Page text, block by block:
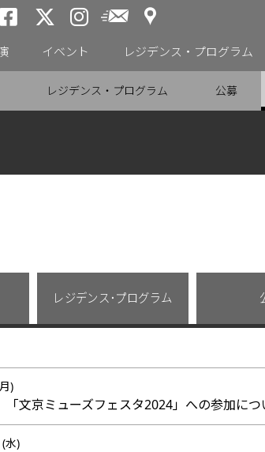
トーキョーアーツ
トーキョーアー
トーキョー
メールニュー
アクセス
イベント レジデンス・プログラム
レジデンス・プログラム 公募
レジデンス･プログラム
)
「文京ミューズフェスタ2024」への参加につ
水)